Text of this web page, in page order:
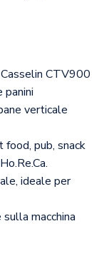
CTV900
panini
verticale
food, pub, snack
ideale per
macchina